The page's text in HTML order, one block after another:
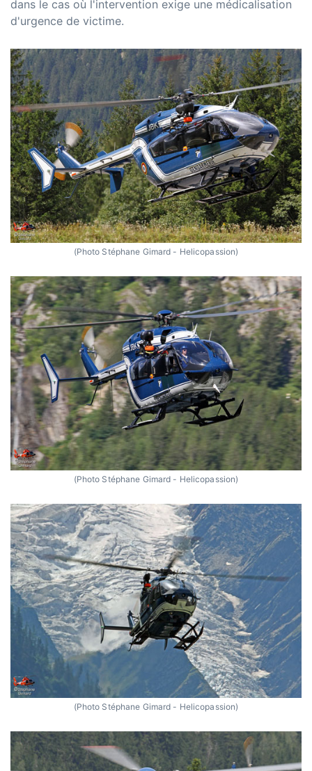
dans le cas où l'intervention exige une médicalisation
d'urgence de victime.
(Photo Stéphane Gimard - Helicopassion)
(Photo Stéphane Gimard - Helicopassion)
(Photo Stéphane Gimard - Helicopassion)